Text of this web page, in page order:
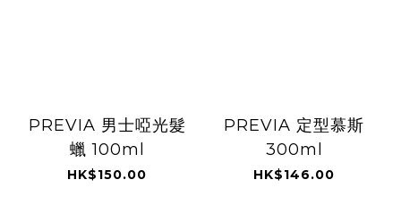
PREVIA 男士啞光髮
蠟 100ml
HK$150.00
PREVIA 定型慕斯
300ml
HK$146.00